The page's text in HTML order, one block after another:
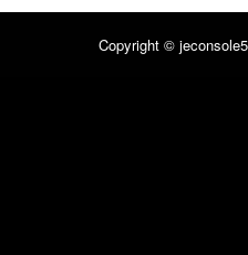
Copyright ©